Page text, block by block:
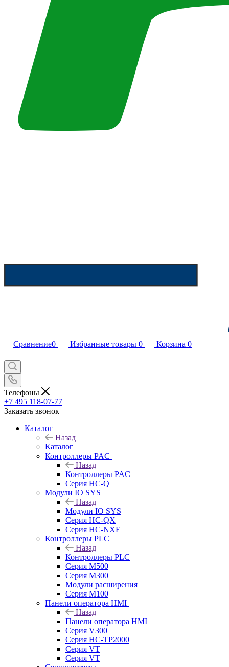
Сравнение0 Избранные товары 0 Корзина 0
Телефоны
+7 495 118-07-77
Заказать звонок
Каталог
Назад
Каталог
Контроллеры PAC
Назад
Контроллеры PAC
Серия HC-Q
Модули IO SYS
Назад
Модули IO SYS
Серия HC-QX
Серия HC-NXE
Контроллеры PLC
Назад
Контроллеры PLC
Серия M500
Серия M300
Модули расширения
Серия M100
Панели оператора HMI
Назад
Панели оператора HMI
Серия V300
Серия HC-TP2000
Серия VT
Серия VT